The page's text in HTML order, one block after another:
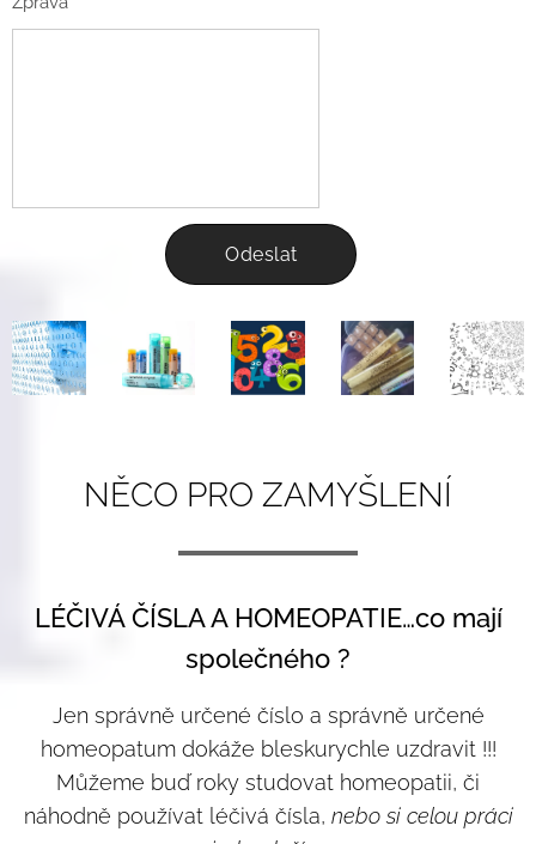
Odeslat
NĚCO PRO ZAMYŠLENÍ
LÉČIVÁ ČÍSLA A HOMEOPATIE…co mají
společného ?
Jen správně určené číslo a správně určené
homeopatum dokáže bleskurychle uzdravit !!!
Můžeme buď roky studovat homeopatii, či
náhodně používat léčivá čísla, nebo si celou práci